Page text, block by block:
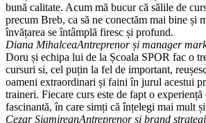
bună calitate. Acum mă bucur că sălile de
precum Breb, ca să ne conectăm mai bine și
învățarea se întâmplă firesc și profund.
Diana MihalceaAntreprenor și manager
Doru și echipa lui de la Școala SPOR fac o
cursuri si, cel puțin la fel de important,
oameni extraordinari și faini în jurul acestui
traineri. Fiecare curs este de fapt o
fascinantă, în care simți că înțelegi mai mult
Cezar SigmireanAntreprenor și brand